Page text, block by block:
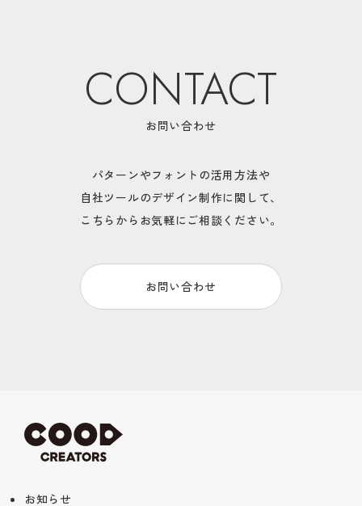
CONTACT
お問い合わせ
パターンやフォントの活用方法や
自社ツールのデザイン制作に関して、
こちらからお気軽にご相談ください。
お問い合わせ
お知らせ